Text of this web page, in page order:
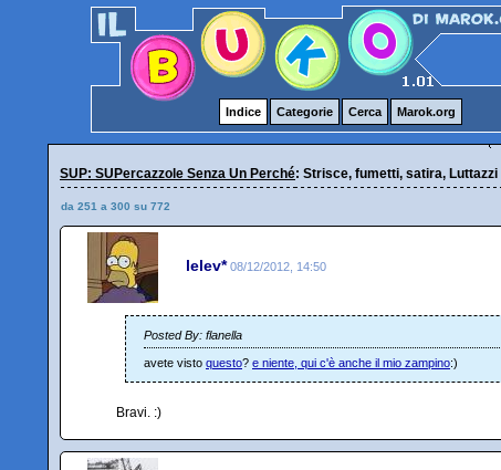
Indice Categorie Cerca Marok.org
SUP: SUPercazzole Senza Un Perché: Strisce, fumetti, satira, Luttazzi
da 251 a 300 su 772
lelev* 08/12/2012, 14:50
Posted By: flanella
avete visto questo? e niente, qui c'è anche il mio zampino:)
Bravi. :)